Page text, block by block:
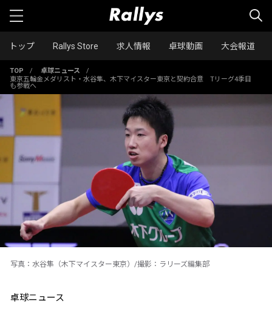
トップ Rallys Store 求人情報 卓球動画 大会報道
TOP / 卓球ニュース
/
東京五輪金メダリスト・水谷隼、木下マイスター東京と契約合意 Tリーグ4季目
も参戦へ
写真：水谷隼（木下マイスター東京）/撮影：ラリーズ編集部
卓球ニュース